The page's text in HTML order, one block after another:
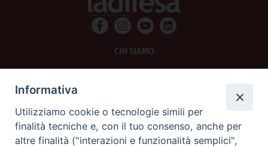
CHI SIAMO
SCRIVICI
Informativa
Utilizziamo cookie o tecnologie simili per
finalità tecniche e, con il tuo consenso, anche per
altre finalità ("interazioni e funzionalità semplici",